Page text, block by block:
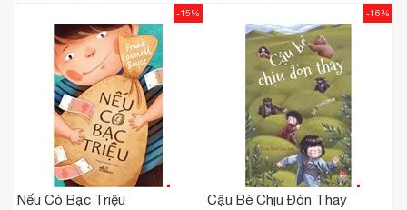
Nếu Có Bạc Triệu
-15%
Cậu Bé Chịu Đòn Thay
-16%